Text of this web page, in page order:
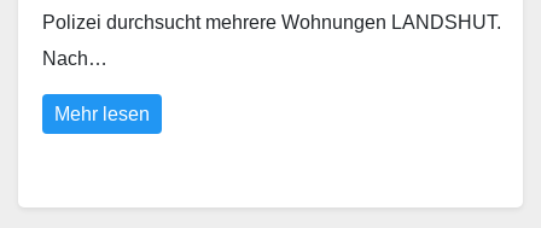
Polizei durchsucht mehrere Wohnungen LANDSHUT.
Nach…
Mehr lesen